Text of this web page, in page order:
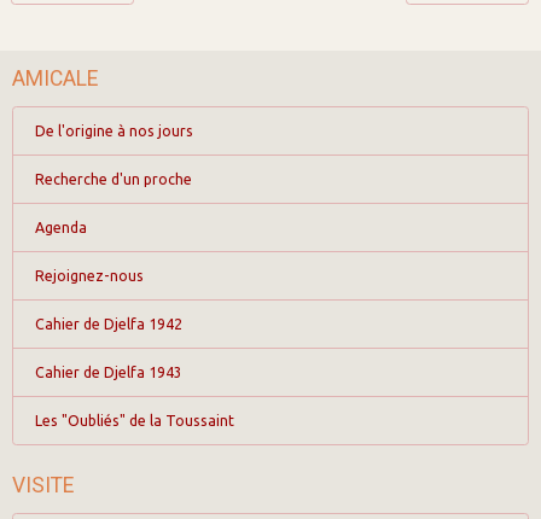
AMICALE
De l'origine à nos jours
Recherche d'un proche
Agenda
Rejoignez-nous
Cahier de Djelfa 1942
Cahier de Djelfa 1943
Les "Oubliés" de la Toussaint
VISITE